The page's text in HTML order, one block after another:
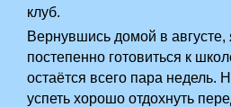
клуб.
Вернувшись домой в
постепенно готовиться к
остаётся всего пара недель.
успеть хорошо отдохнуть